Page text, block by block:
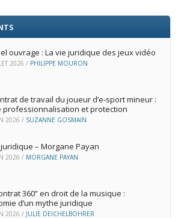
ouvrage : La vie juridique des jeux vidéo
2026 / PHILIPPE MOURON
de travail du joueur d’e‑sport mineur :
professionnalisation et protection
2026 / SUZANNE GOSMAIN
– Morgane Payan
2026 / MORGANE PAYAN
360” en droit de la musique :
d’un mythe juridique
2026 / JULIE DEICHELBOHRER